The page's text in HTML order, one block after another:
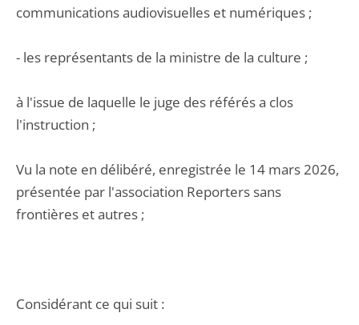
communications audiovisuelles et numériques ;
- les représentants de la ministre de la culture ;
à l'issue de laquelle le juge des référés a clos
l'instruction ;
Vu la note en délibéré, enregistrée le 14 mars 2026,
présentée par l'association Reporters sans
frontières et autres ;
Considérant ce qui suit :